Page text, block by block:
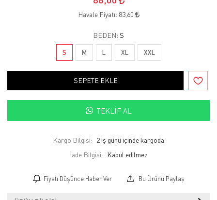
Havale Fiyatı: 83,60
BEDEN: S
S M L XL XXL
SEPETE EKLE
TEKLIF AL
Kargo Bilgisi: 2 iş günü içinde kargoda
İade Bilgisi:
Fiyatı Düşünce Haber Ver Bu Ürünü Paylaş